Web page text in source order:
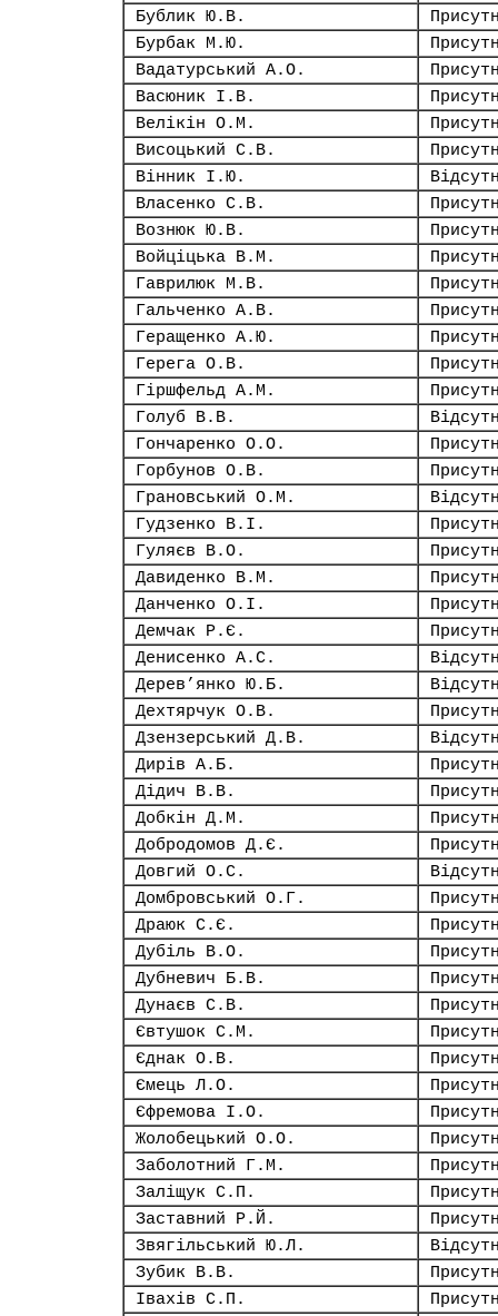
Бублик Ю.В.
Бурбак М.Ю.
Вадатурський А.О.
Васюник І.В.
Велікін О.М.
Висоцький С.В.
Вінник І.Ю.
Власенко С.В.
Вознюк Ю.В.
Войціцька В.М.
Гаврилюк М.В.
Гальченко А.В.
Геращенко А.Ю.
Герега О.В.
Гіршфельд А.М.
Голуб В.В.
Гончаренко О.О.
Горбунов О.В.
Грановський О.М.
Гудзенко В.І.
Гуляєв В.О.
Давиденко В.М.
Данченко О.І.
Демчак Р.Є.
Денисенко А.С.
Дерев’янко Ю.Б.
Дехтярчук О.В.
Дзензерський Д.В.
Дирів А.Б.
Дідич В.В.
Добкін Д.М.
Добродомов Д.Є.
Довгий О.С.
Домбровський О.Г.
Драюк С.Є.
Дубіль В.О.
Дубневич Б.В.
Дунаєв С.В.
Євтушок С.М.
Єднак О.В.
Ємець Л.О.
Єфремова І.О.
Жолобецький О.О.
Заболотний Г.М.
Заліщук С.П.
Заставний Р.Й.
Звягільський Ю.Л.
Зубик В.В.
Івахів С.П.